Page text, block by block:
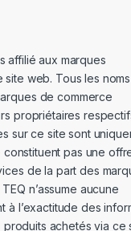
affilié aux marques
site web. Tous les
de commerce
propriétaires
sur ce site sont
constituent pas une
de la part des
n’assume aucune
à l’exactitude des
produits achetés via ce